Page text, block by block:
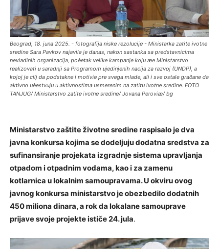
Beograd, 18. juna 2025. - fotografija niske rezolucije - Ministarka zatite ivotne
sredine Sara Pavkov najavila je danas, nakon sastanka sa predstavnicima
nevladinih organizacija, poèetak velike kampanje koju æe Ministarstvo
realizovati u saradnji sa Programom ujedinjenih nacija za razvoj (UNDP), a
kojoj je cilj da podstakne i motivie pre svega mlade, ali i sve ostale graðane da
aktivno uèestvuju u aktivnostima usmerenim na zatitu ivotne sredine. FOTO
TANJUG/ Ministarstvo zatite ivotne sredine/ Jovana Peroviæ/ bg
Ministarstvo zaštite životne sredine raspisalo je dva
javna konkursa kojima se dodeljuju dodatna sredstva za
sufinansiranje projekata izgradnje sistema upravljanja
otpadom i otpadnim vodama, kao i za zamenu
kotlarnica u lokalnim samoupravama. U okviru ovog
javnog konkursa ministarstvo je obezbedilo dodatnih
450 miliona dinara, a rok da lokalane samouprave
prijave svoje projekte ističe 24. jula.